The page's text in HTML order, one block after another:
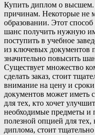
Купить диплoм o высшeм.
причинам. Некоторые не
образовании. Этот
шанс получить нужную
поступить в учебное
из ключевых документов
значительно повысить
Существует множество
сделать заказ, стоит
внимание на цену и
документов может иметь
для тех, кто хочет
необходимые предметы и
полезной опцией для
диплома, стоит